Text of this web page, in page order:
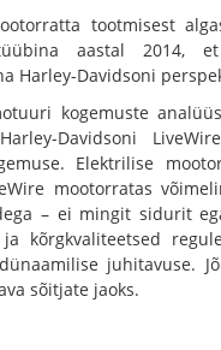
tootmisest
aastal 2014,
Harley-Davidsoni
kogemuste
Davidsoni
Elektrilise
mootorratas
– ei mingit sidurit
kõrgkvaliteetsed
juhitavuse.
sõitjate jaoks.